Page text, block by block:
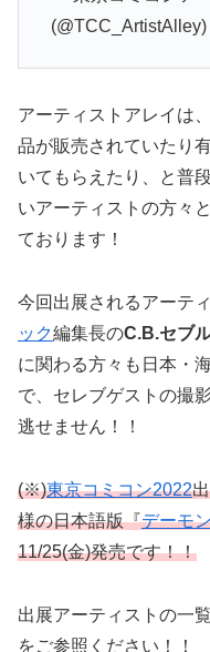
(@TCC_ArtistAlley)
アーティストアレイは
品が販売されていたり
いてもらえたり、と普
いアーティストの方々
ております！
今回出展されるアーテ
ック編集長のC.B.セブ
に関わる方々も日本・
で、セレブゲストの撮
逃せません！！
(※)東京コミコン2022
様の日本語版『デーモ
11/25(金)発売です！！
出展アーティストの一
をご参照ください！！